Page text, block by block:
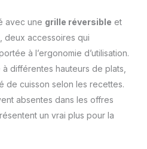
CONCEPTION INTERNE
INTELLIGENTE : Une
hauteurs réglables pour
rendre la cuisson plus
facile et plus précise.
INCLUS : une grille
réversible, une plaque
avec une grille réversible et
, deux accessoires qui
à l’ergonomie d’utilisation.
différentes hauteurs de plats,
de cuisson selon les recettes.
absentes dans les offres
un vrai plus pour la